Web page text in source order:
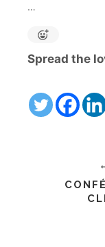
…
Spread the